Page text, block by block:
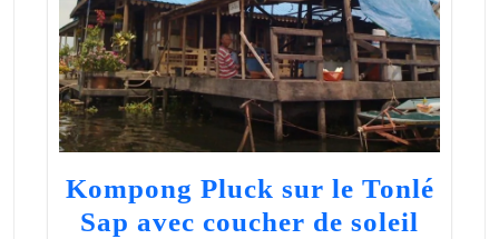
Kompong Pluck sur le Tonlé
Sap avec coucher de soleil